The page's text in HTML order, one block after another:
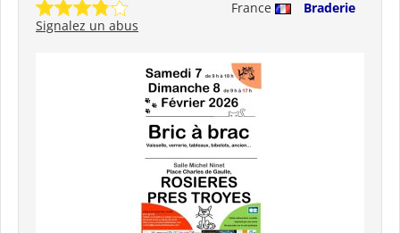
France
Braderie
Signalez un abus